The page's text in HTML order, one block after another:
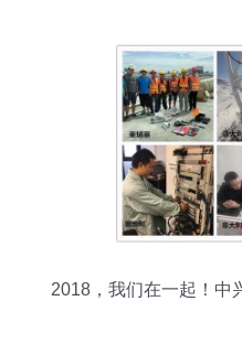
2018，我们在一起！中